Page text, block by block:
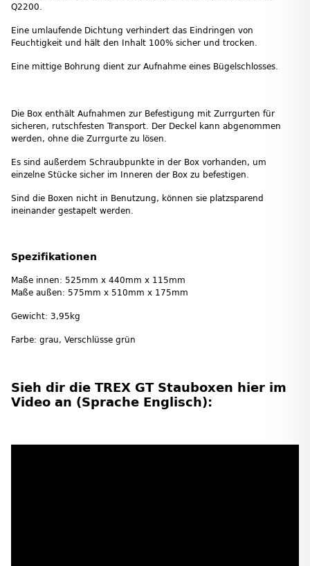
Q2200.
Eine umlaufende Dichtung verhindert das Eindringen von
Feuchtigkeit und hält den Inhalt 100% sicher und trocken.
Eine mittige Bohrung dient zur Aufnahme eines Bügelschlosses.
Die Box enthält Aufnahmen zur Befestigung mit Zurrgurten für
sicheren, rutschfesten Transport. Der Deckel kann abgenommen
werden, ohne die Zurrgurte zu lösen.
Es sind außerdem Schraubpunkte in der Box vorhanden, um
einzelne Stücke sicher im Inneren der Box zu befestigen.
Sind die Boxen nicht in Benutzung, können sie platzsparend
ineinander gestapelt werden.
Spezifikationen
Maße innen: 525mm x 440mm x 115mm
Maße außen: 575mm x 510mm x 175mm
Gewicht: 3,95kg
Farbe: grau, Verschlüsse grün
Sieh dir die TREX GT Stauboxen hier im
Video an (Sprache Englisch):